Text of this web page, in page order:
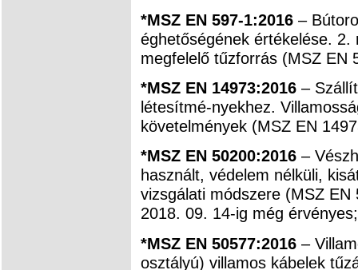
*MSZ EN 597-1:2016 –
éghetőségének értékelése.
megfelelő tűzforrás (MSZ EN
*MSZ EN 14973:2016–
létesítmé-nyekhez.
követelmények (MSZ EN
*MSZ EN 50200:2016 –
használt, védelem nélküli,
vizsgálati módszere (MSZ
2018. 09. 14-ig még
*MSZ EN 50577:2016–
osztályú) villamos kábelek